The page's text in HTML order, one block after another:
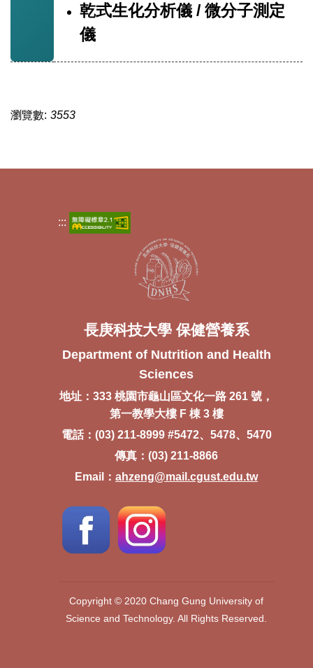
乾式生化分析儀 / 微分子測定
儀
瀏覽數: 3553
:::
長庚科技大學 保健營養系
Department of Nutrition and Health
Sciences
地址：333 桃園市龜山區文化一路 261 號，
第一教學大樓 F 棟 3 樓
電話：(03) 211-8999 #5472、5478、5470
傳真：(03) 211-8866
Email： ahzeng@mail.cgust.edu.tw
Copyright © 2020 Chang Gung University of
Science and Technology. All Rights Reserved.